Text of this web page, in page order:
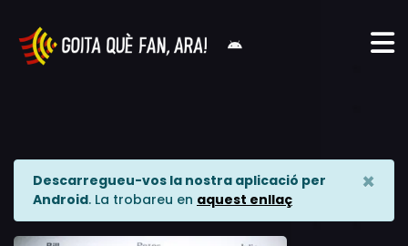
Descarregueu-vos la nostra aplicació per
Android. La trobareu en aquest enllaç
×